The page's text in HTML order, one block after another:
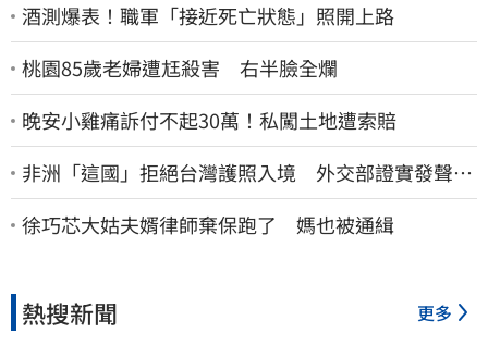
酒測爆表！職軍「接近死亡狀態」照開上路
桃園85歲老婦遭尪殺害 右半臉全爛
晚安小雞痛訴付不起30萬！私闖土地遭索賠
非洲「這國」拒絕台灣護照入境 外交部證實發聲
了：持續交涉聯繫
徐巧芯大姑夫婿律師棄保跑了 媽也被通緝
熱搜新聞 更多